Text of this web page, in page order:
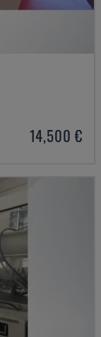
14,500 €